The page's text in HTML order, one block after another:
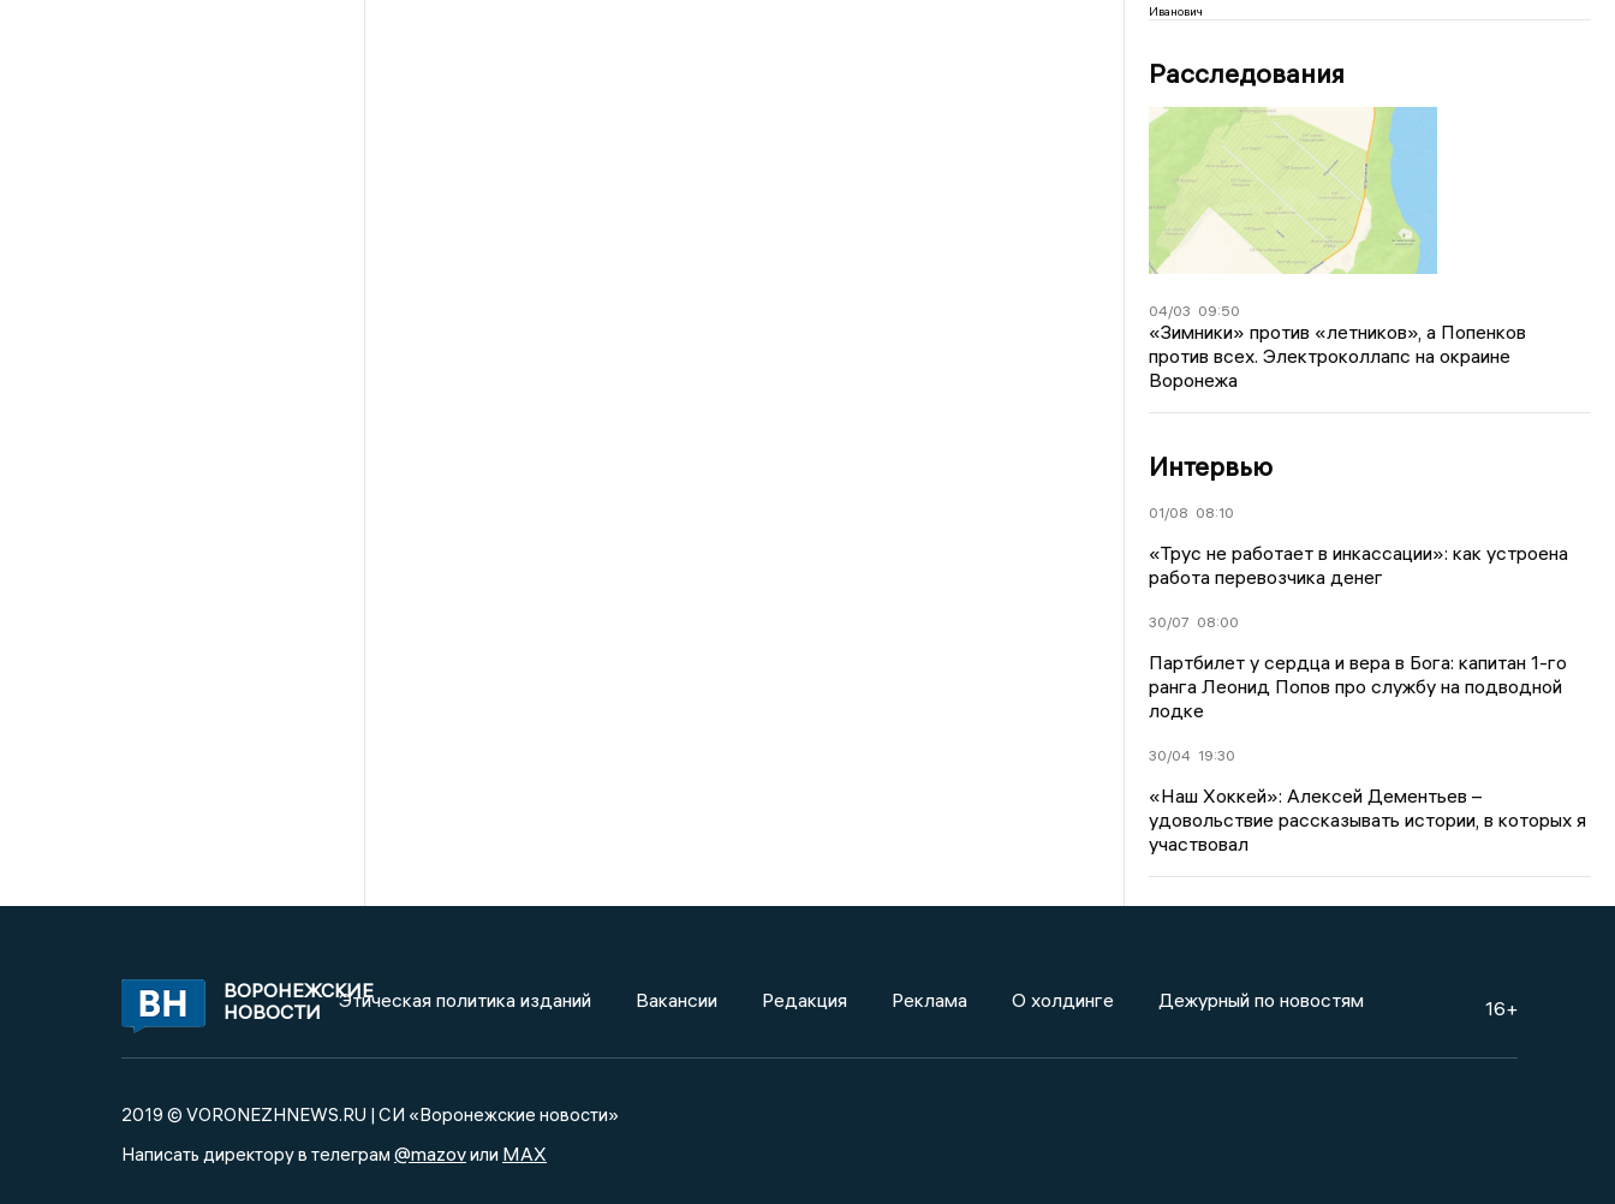
Иванович
Расследования
04/03 09:50
«Зимники» против «летников», а Попенков
против всех. Электроколлапс на окраине
Воронежа
Интервью
01/08 08:10
«Трус не работает в инкассации»: как устроена
работа перевозчика денег
30/07 08:00
Партбилет у сердца и вера в Бога: капитан 1-го
ранга Леонид Попов про службу на подводной
лодке
30/04 19:30
«Наш Хоккей»: Алексей Дементьев –
удовольствие рассказывать истории, в которых я
участвовал
ВОРОНЕЖСКИЕ
НОВОСТИ
Этическая политика изданий Вакансии Редакция Реклама О холдинге Дежурный по новостям 16+
2019 © VORONEZHNEWS.RU | СИ «Воронежские новости»
Написать директору в телеграм @mazovили MAX